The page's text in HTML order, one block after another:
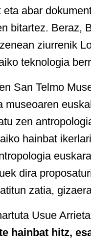
abar
bitartez. Beraz,
ziurrenik
teknologia
San Telmo
museoaren
zen
hainbat
dira
zatia,
Usue
hainbat hitz,